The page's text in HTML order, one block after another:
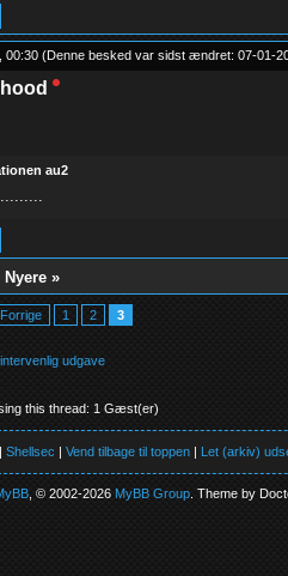
00:30 (Denne besked var sidst ændret: 07-01-
au2
Nyere»
1 2 3
udgave
this thread: 1 Gæst(er)
|Shellsec |Vend tilbage til toppen | Let (arkiv)
, © 2002-2026 MyBB Group . Theme by